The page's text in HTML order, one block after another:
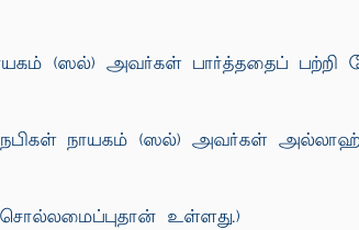
(ஸல்) அவர்கள் பார்த்ததைப் பற்றி
நாயகம் (ஸல்) அவர்கள்
உள்ளது.)